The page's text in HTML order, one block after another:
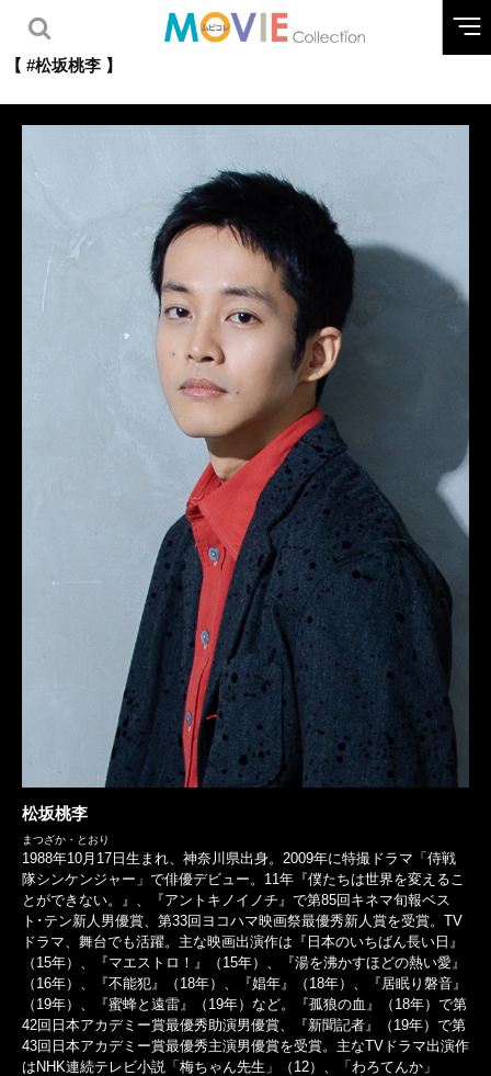
【 #松坂桃李 】
松坂桃李
まつざか・とおり
1988年10月17日生まれ、神奈川県出身。2009年に特撮ドラマ「侍戦
隊シンケンジャー」で俳優デビュー。11年『僕たちは世界を変えるこ
とができない。』、『アントキノイノチ』で第85回キネマ旬報ベス
ト･テン新人男優賞、第33回ヨコハマ映画祭最優秀新人賞を受賞。TV
ドラマ、舞台でも活躍。主な映画出演作は『日本のいちばん長い日』
（15年）、『マエストロ！』（15年）、『湯を沸かすほどの熱い愛』
（16年）、『不能犯』（18年）、『娼年』（18年）、『居眠り磐音』
（19年）、『蜜蜂と遠雷』（19年）など。『孤狼の血』（18年）で第
42回日本アカデミー賞最優秀助演男優賞、『新聞記者』（19年）で第
43回日本アカデミー賞最優秀主演男優賞を受賞。主なTVドラマ出演作
はNHK連続テレビ小説「梅ちゃん先生」（12）、「わろてんか」